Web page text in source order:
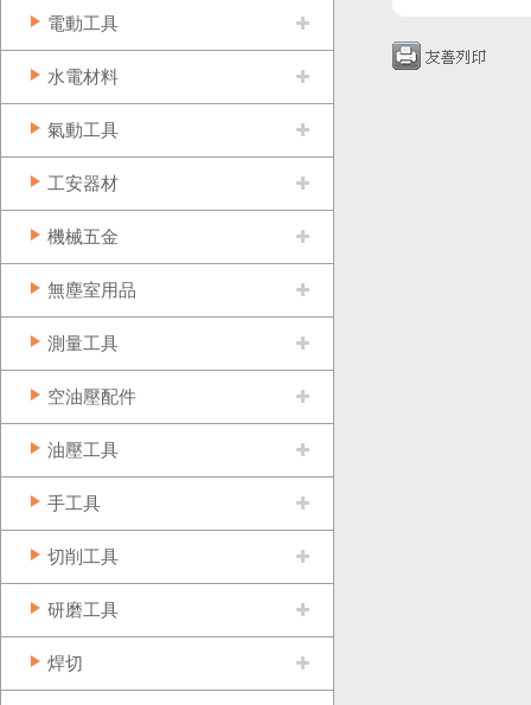
電動工具
水電材料
氣動工具
工安器材
機械五金
無塵室用品
測量工具
空油壓配件
油壓工具
手工具
切削工具
研磨工具
焊切